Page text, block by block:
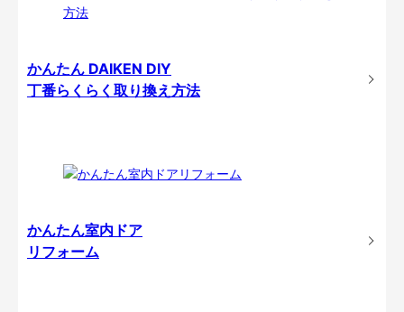
かんたん DAIKEN DIY
丁番らくらく取り換え方法
かんたん室内ドア
リフォーム